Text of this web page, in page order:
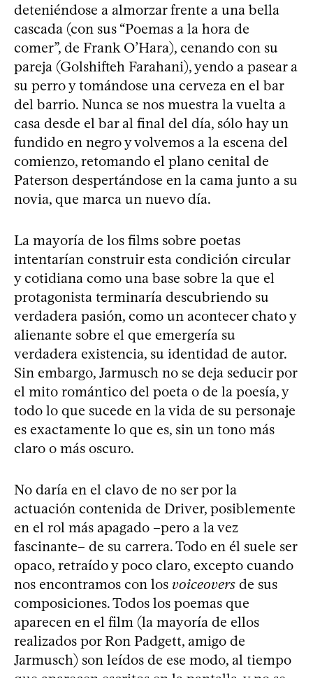
deteniéndose a almorzar frente a una bella
cascada (con sus “Poemas a la hora de
comer”, de Frank O’Hara), cenando con su
pareja (Golshifteh Farahani), yendo a pasear a
su perro y tomándose una cerveza en el bar
del barrio. Nunca se nos muestra la vuelta a
casa desde el bar al final del día, sólo hay un
fundido en negro y volvemos a la escena del
comienzo, retomando el plano cenital de
Paterson despertándose en la cama junto a su
novia, que marca un nuevo día.
La mayoría de los films sobre poetas
intentarían construir esta condición circular
y cotidiana como una base sobre la que el
protagonista terminaría descubriendo su
verdadera pasión, como un acontecer chato y
alienante sobre el que emergería su
verdadera existencia, su identidad de autor.
Sin embargo, Jarmusch no se deja seducir por
el mito romántico del poeta o de la poesía, y
todo lo que sucede en la vida de su personaje
es exactamente lo que es, sin un tono más
claro o más oscuro.
No daría en el clavo de no ser por la
actuación contenida de Driver, posiblemente
en el rol más apagado –pero a la vez
fascinante– de su carrera. Todo en él suele ser
opaco, retraído y poco claro, excepto cuando
nos encontramos con los voiceovers de sus
composiciones. Todos los poemas que
aparecen en el film (la mayoría de ellos
realizados por Ron Padgett, amigo de
Jarmusch) son leídos de ese modo, al tiempo